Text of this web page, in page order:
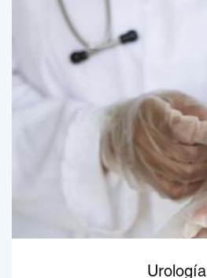
Urología